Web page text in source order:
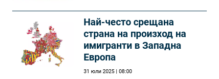
Най-често срещана
страна на произход на
имигранти в Западна
Европа
31 юли 2025 | 08:00